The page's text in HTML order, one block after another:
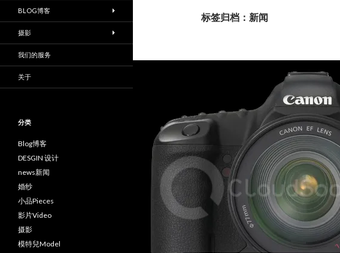
标签归档：新闻
BLOG博客
摄影
我们的服务
关于
分类
Blog博客
DESGIN 设计
news新闻
婚纱
小品Pieces
影片Video
摄影
模特兒Model